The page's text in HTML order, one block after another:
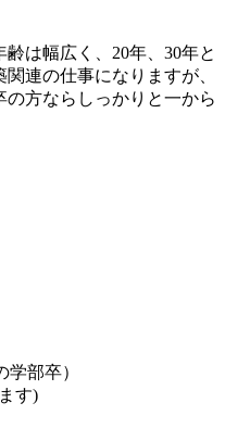
は幅広く、20年、30年と
連の仕事になりますが、
方ならしっかりと一から
部卒）
す)